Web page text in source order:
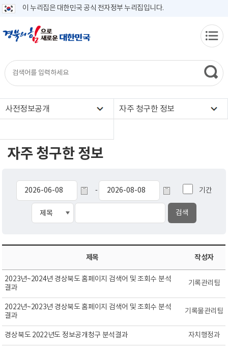
이 누리집은 대한민국 공식 전자정부 누리집입니다.
사전정보공개 자주 청구한 정보
자주 청구한 정보
- 기간
제목 작성자
2023년~2024년 경상북도 홈페이지 검색어 및 조회수 분석
결과
기록관리팀
2022년~2023년 경상북도 홈페이지 검색어 및 조회수 분석
결과
기록물관리팀
경상북도 2022년도 정보공개청구 분석결과 자치행정과